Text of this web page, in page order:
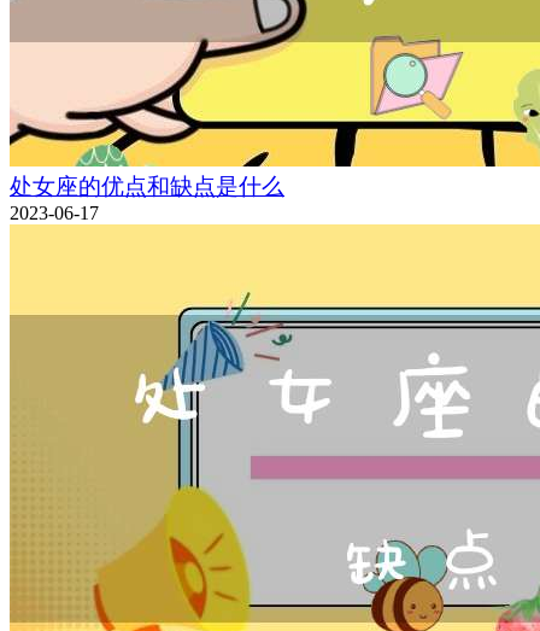
处女座的优点和缺点是什么
2023-06-17